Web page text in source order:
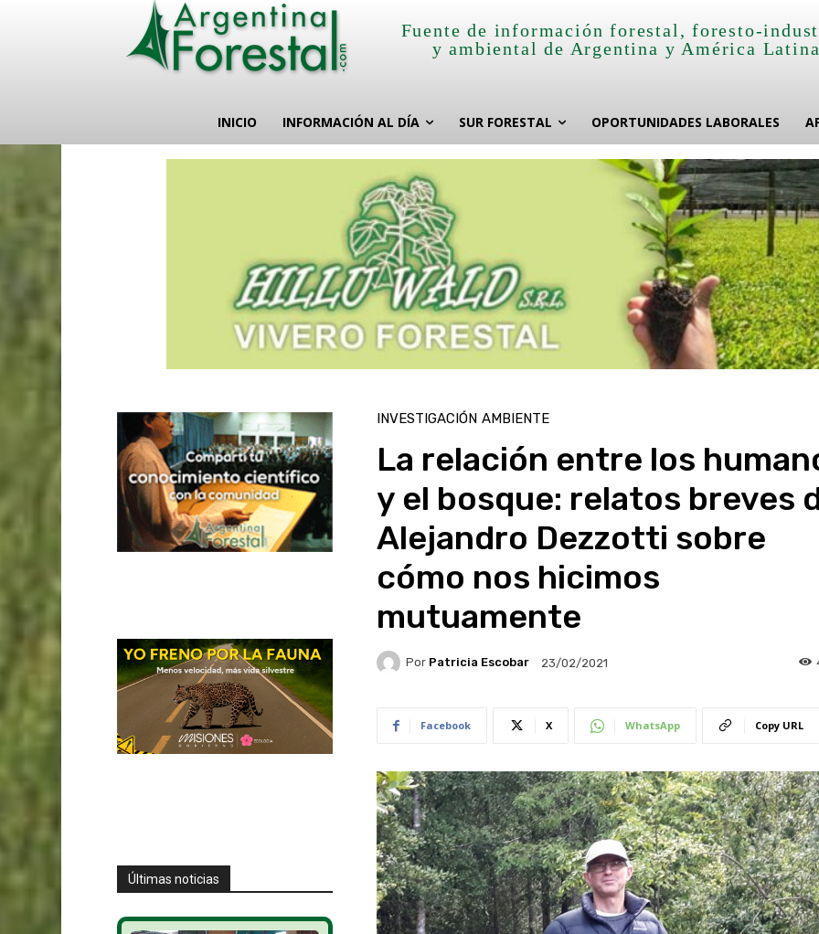
Fuente de información forestal, foresto-
y ambiental de Argentina y América
INICIO INFORMACIÓN AL DÍA SUR FORESTAL OPORTUNIDADES LABORALES
Últimas noticias
INVESTIGACIÓN AMBIENTE
La relación entre los
y el bosque: relatos breves
Alejandro Dezzotti sobre
cómo nos hicimos
mutuamente
Por Patricia Escobar 23/02/2021
Facebook X WhatsApp Copy URL